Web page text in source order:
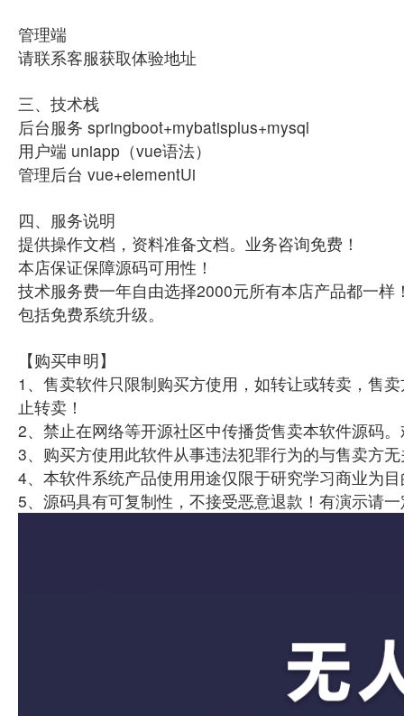
管理端
请联系客服获取体验地址
三、技术栈
后台服务 springboot+mybatisplus+mysql
用户端 uniapp（vue语法）
管理后台 vue+elementUi
四、服务说明
提供操作文档，资料准备文档。业务咨询免费！
本店保证保障源码可用性！
技术服务费一年自由选择2000元所有本店产品都一样
包括免费系统升级。
【购买申明】
1、售卖软件只限制购买方使用，如转让或转卖，售
止转卖！
2、禁止在网络等开源社区中传播货售卖本软件源码
3、购买方使用此软件从事违法犯罪行为的与售卖方
4、本软件系统产品使用用途仅限于研究学习商业为
5、源码具有可复制性，不接受恶意退款！有演示请